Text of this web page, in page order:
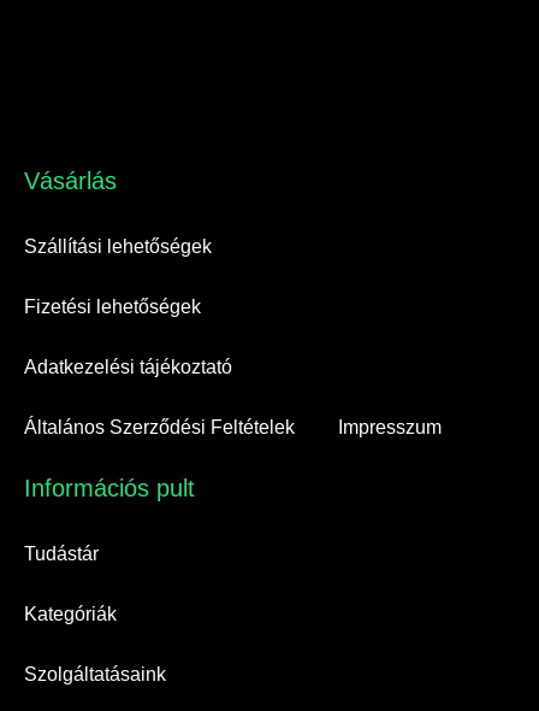
Vásárlás​
Szállítási lehetőségek
Fizetési lehetőségek
Adatkezelési tájékoztató
Általános Szerződési Feltételek Impresszum
Információs pult​
Tudástár
Kategóriák
Szolgáltatásaink